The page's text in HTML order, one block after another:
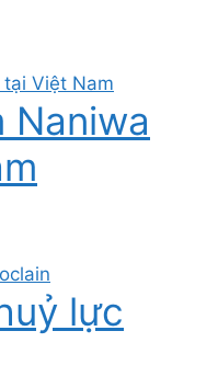
Naniwa
lực